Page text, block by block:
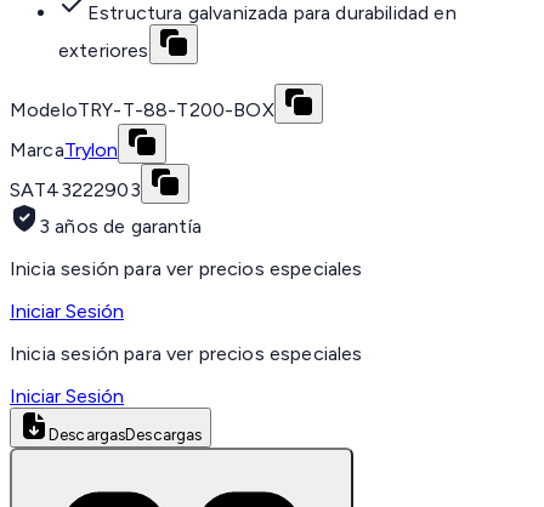
Estructura galvanizada para durabilidad en
exteriores
ModeloTRY-T-88-T200-BOX
MarcaTrylon
SAT43222903
3 años de garantía
Inicia sesión para ver precios especiales
Iniciar Sesión
Inicia sesión para ver precios especiales
Iniciar Sesión
DescargasDescargas